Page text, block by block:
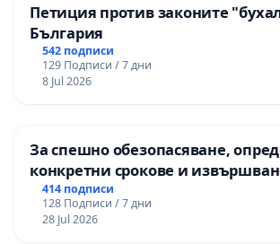
Петиция против законите
България
542 подписи
129 Подписи / 7 дни
8 Jul 2026
За спешно обезопасяване,
конкретни срокове и
цялостна рехабилитация на
републиканския път между
„Тракия“ - гр. Ихтиман - с. Мирово
414 подписи
128 Подписи / 7 дни
28 Jul 2026